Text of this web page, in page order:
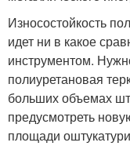
Износостойкость
идет ни в какое
инструментом.
полиуретановая
больших объемах
предусмотреть
площади